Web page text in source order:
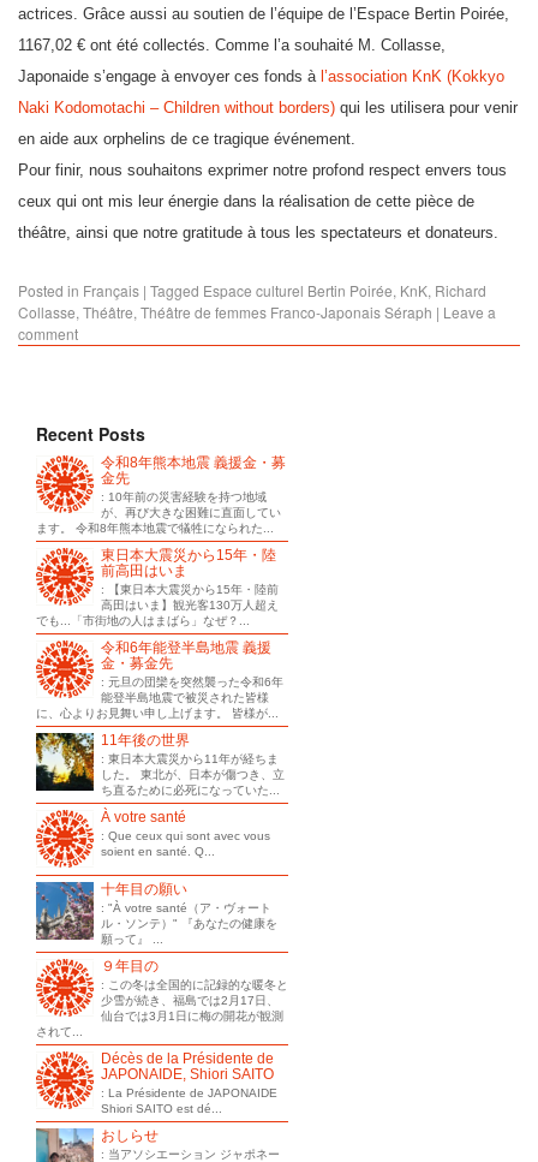
actrices. Grâce aussi au soutien de l’équipe de l’Espace Bertin Poirée,
1167,02 € ont été collectés. Comme l’a souhaité M. Collasse,
Japonaide s’engage à envoyer ces fonds à l’association KnK (Kokkyo
Naki Kodomotachi – Children without borders) qui les utilisera pour venir
en aide aux orphelins de ce tragique événement.
Pour finir, nous souhaitons exprimer notre profond respect envers tous
ceux qui ont mis leur énergie dans la réalisation de cette pièce de
théâtre, ainsi que notre gratitude à tous les spectateurs et donateurs.
Posted in Français | Tagged Espace culturel Bertin Poirée, KnK, Richard
Collasse, Théâtre, Théâtre de femmes Franco­‐Japonais Séraph | Leave a
comment
Recent Posts
令和8年熊本地震 義援金・募
金先
: 10年前の災害経験を持つ地域
が、再び大きな困難に直面してい
ます。 令和8年熊本地震で犠牲になられた...
東日本大震災から15年・陸
前高田はいま
: 【東日本大震災から15年・陸前
高田はいま】観光客130万人超え
でも...「市街地の人はまばら」なぜ？...
令和6年能登半島地震 義援
金・募金先
: 元旦の団欒を突然襲った令和6年
能登半島地震で被災された皆様
に、心よりお見舞い申し上げます。 皆様が...
11年後の世界
: 東日本大震災から11年が経ちま
した。 東北が、日本が傷つき、立
ち直るために必死になっていた...
À votre santé
: Que ceux qui sont avec vous
soient en santé. Q...
十年目の願い
: "À votre santé（ア・ヴォート
ル・ソンテ）" 『あなたの健康を
願って』 ...
９年目の
: この冬は全国的に記録的な暖冬と
少雪が続き、福島では2月17日、
仙台では3月1日に梅の開花が観測
されて...
Décès de la Présidente de
JAPONAIDE, Shiori SAITO
: La Présidente de JAPONAIDE
Shiori SAITO est dé...
おしらせ
: 当アソシエーション ジャポネー